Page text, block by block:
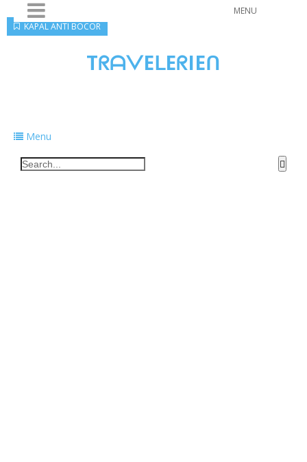
MENU
TᖇᗩᐯEᒪEᖇIEᑎ
Menu
KAPAL ANTI BOCOR